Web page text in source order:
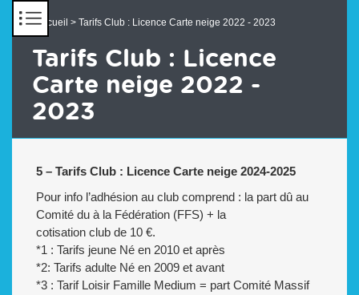
Accueil > Tarifs Club : Licence Carte neige 2022 - 2023
Tarifs Club : Licence
Carte neige 2022 -
2023
5 – Tarifs Club : Licence Carte neige 2024-2025
Pour info l’adhésion au club comprend : la part dû au
Comité du à la Fédération (FFS) + la
cotisation club de 10 €.
*1 : Tarifs jeune Né en 2010 et après
*2: Tarifs adulte Né en 2009 et avant
*3 : Tarif Loisir Famille Medium = part Comité Massif